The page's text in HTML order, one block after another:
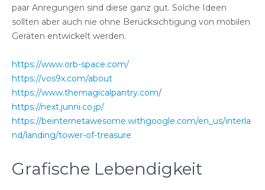
paar Anregungen sind diese ganz gut. Solche Ideen
sollten aber auch nie ohne Berücksichtigung von mobilen
Geräten entwickelt werden.
https://www.orb-space.com/
https://vos9x.com/about
https://www.themagicalpantry.com/
https://next.junni.co.jp/
https://beinternetawesome.withgoogle.com/en_us/interla
nd/landing/tower-of-treasure
Grafische Lebendigkeit